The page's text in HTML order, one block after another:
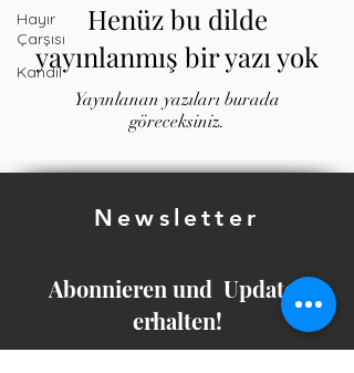
Hayır
Çarşısı
Kandil
Henüz bu dilde
yayınlanmış bir yazı yok
Yayınlanan yazıları burada
göreceksiniz.
Newsletter
Abonnieren und Updates
erhalten!